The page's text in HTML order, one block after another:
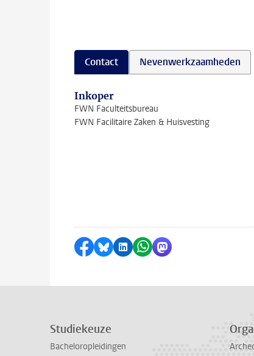
Contact Nevenwerkzaamheden
Inkoper
FWN Faculteitsbureau
FWN Facilitaire Zaken & Huisvesting
Delen op Facebook
Delen via Bluesky
Delen op LinkedIn
Delen via WhatsApp
Delen via Mastodon
Studiekeuze
Bacheloropleidingen